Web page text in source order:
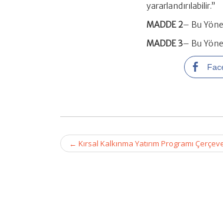
yararlandırılabilir.”
MADDE 2– Bu
MADDE 3– Bu
Post
navigation
← Kırsal Kalkınma Yatırım Programı